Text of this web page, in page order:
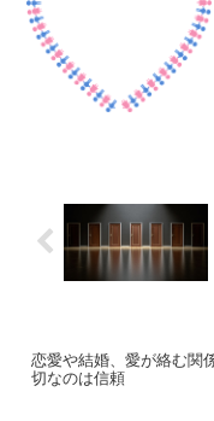
恋愛や結婚、愛が絡む関
切なのは信頼